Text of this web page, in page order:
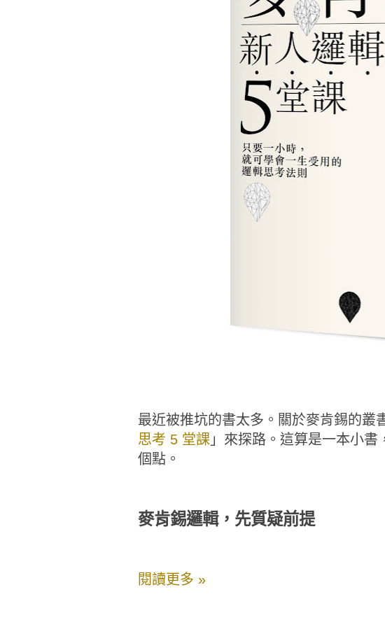
最近被推坑的書太多。關於麥肯錫的叢
思考 5 堂課 」來探路。這算是一本小
個點。
麥肯錫邏輯，先質疑前提
閱讀更多 »